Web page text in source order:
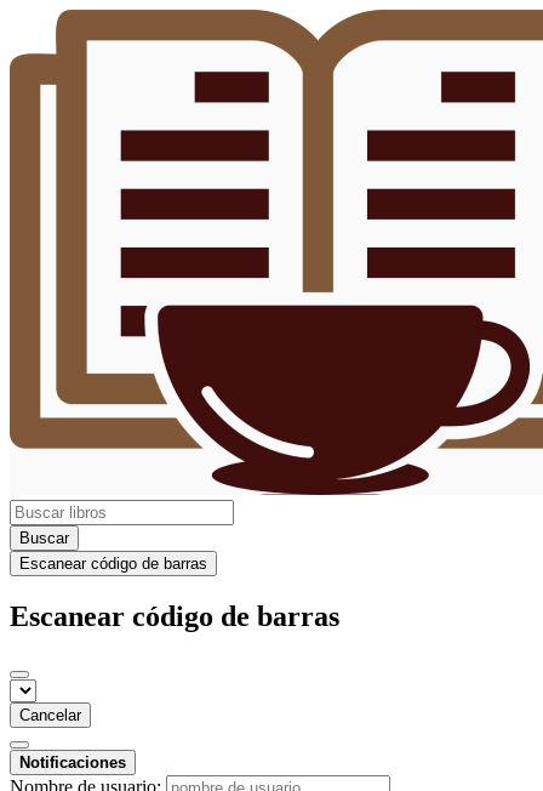
Buscar
Escanear código de barras
Escanear código de barras
Cancelar
Notificaciones
Nombre de usuario: